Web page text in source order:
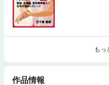
もっ
作品情報